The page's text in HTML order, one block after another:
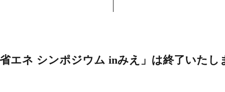
エネ シンポジウム inみえ」は終了いたし